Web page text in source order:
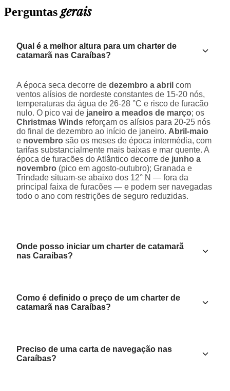
Perguntasgerais
Qual é a melhor altura para um charter de
catamarã nas Caraíbas?
A época seca decorre de dezembro a abril com
ventos alísios de nordeste constantes de 15-20 nós,
temperaturas da água de 26-28 °C e risco de furacão
nulo. O pico vai de janeiro a meados de março; os
Christmas Winds reforçam os alísios para 20-25 nós
do final de dezembro ao início de janeiro. Abril-maio
e novembro são os meses de época intermédia, com
tarifas substancialmente mais baixas e mar quente. A
época de furacões do Atlântico decorre de junho a
novembro (pico em agosto-outubro); Granada e
Trindade situam-se abaixo dos 12° N — fora da
principal faixa de furacões — e podem ser navegadas
todo o ano com restrições de seguro reduzidas.
Onde posso iniciar um charter de catamarã
nas Caraíbas?
Como é definido o preço de um charter de
catamarã nas Caraíbas?
Preciso de uma carta de navegação nas
Caraíbas?